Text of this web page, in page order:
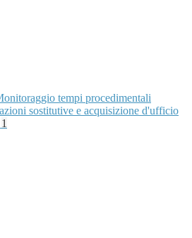
tempi procedimentali
sostitutive e acquisizione d'ufficio
1